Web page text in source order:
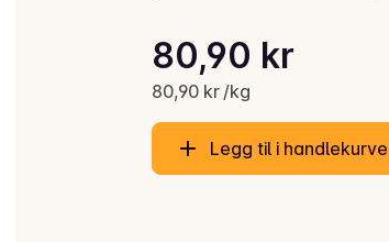
Gjeldende pris er: 80,90 kr
80,90 kr
80,90 kr /kg
Stykkpris: 80,90 kr /kg
Legg til i